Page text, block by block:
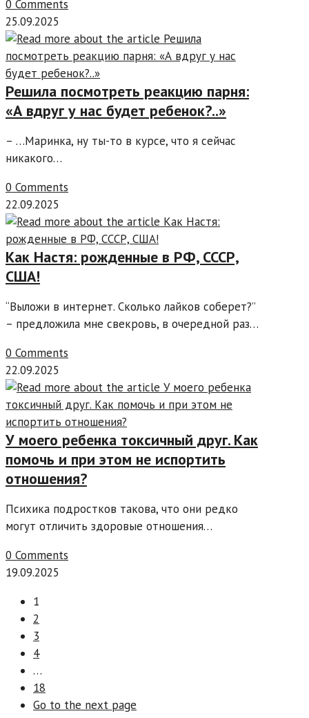
0 Comments
25.09.2025
Решила посмотреть реакцию парня:
«А вдруг у нас будет ребенок?..»
– …Маринка, ну ты-то в курсе, что я сейчас
никакого…
0 Comments
22.09.2025
Как Настя: рожденные в РФ, СССР,
США!
“Выложи в интернет. Сколько лайков соберет?”
– предложила мне свекровь, в очередной раз…
0 Comments
22.09.2025
У моего ребенка токсичный друг. Как
помочь и при этом не испортить
отношения?
Психика подростков такова, что они редко
могут отличить здоровые отношения…
0 Comments
19.09.2025
1
2
3
4
…
18
Go to the next page